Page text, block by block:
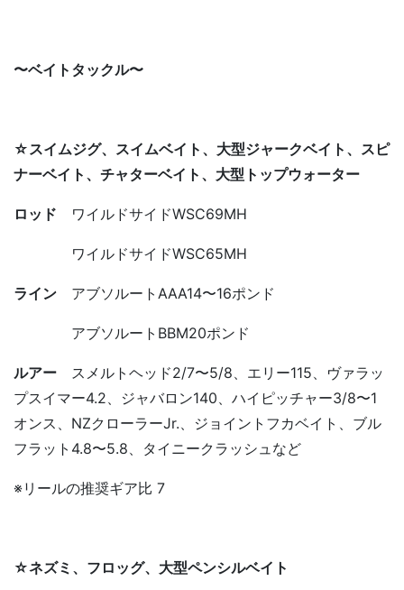
〜ベイトタックル〜
☆スイムジグ、スイムベイト、大型ジャークベイト、スピ
ナーベイト、チャターベイト、大型トップウォーター
ロッド ワイルドサイドWSC69MH
ワイルドサイドWSC65MH
ライン アブソルートAAA14〜16ポンド
アブソルートBBM20ポンド
ルアー スメルトヘッド2/7〜5/8、エリー115、ヴァラッ
プスイマー4.2、ジャバロン140、ハイピッチャー3/8〜1
オンス、NZクローラーJr.、ジョイントフカベイト、ブル
フラット4.8〜5.8、タイニークラッシュなど
※リールの推奨ギア比 7
☆ネズミ、フロッグ、大型ペンシルベイト